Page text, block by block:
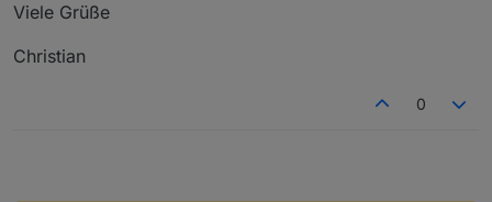
Viele Grüße
Christian
0